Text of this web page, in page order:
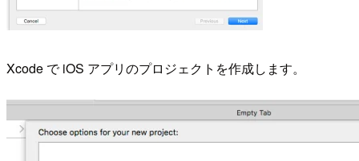
Xcode で iOS アプリのプロジェクトを作成します。